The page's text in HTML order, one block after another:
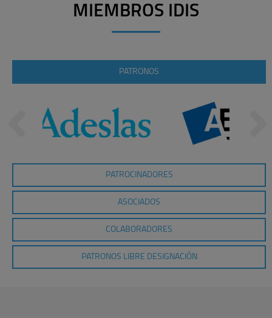
MIEMBROS IDIS
PATRONOS
PATROCINADORES
ASOCIADOS
COLABORADORES
PATRONOS LIBRE DESIGNACIÓN